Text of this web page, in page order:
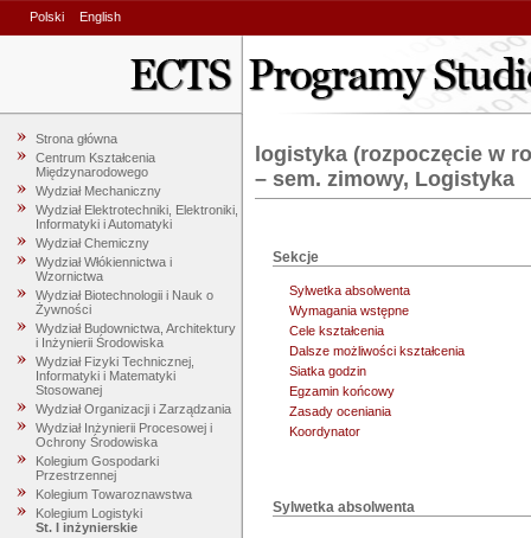
Polski English
Strona główna
Centrum Kształcenia
Międzynarodowego
Wydział Mechaniczny
Wydział Elektrotechniki, Elektroniki,
Informatyki i Automatyki
Wydział Chemiczny
Wydział Włókiennictwa i
Wzornictwa
Wydział Biotechnologii i Nauk o
Żywności
Wydział Budownictwa, Architektury
i Inżynierii Środowiska
Wydział Fizyki Technicznej,
Informatyki i Matematyki
Stosowanej
Wydział Organizacji i Zarządzania
Wydział Inżynierii Procesowej i
Ochrony Środowiska
Kolegium Gospodarki
Przestrzennej
Kolegium Towaroznawstwa
Kolegium Logistyki
St. I inżynierskie
logistyka (rozpoczęcie w
– sem. zimowy, Logistyka
Sekcje
Sylwetka absolwenta
Wymagania wstępne
Cele kształcenia
Dalsze możliwości kształcenia
Siatka godzin
Egzamin końcowy
Zasady oceniania
Koordynator
Sylwetka absolwenta